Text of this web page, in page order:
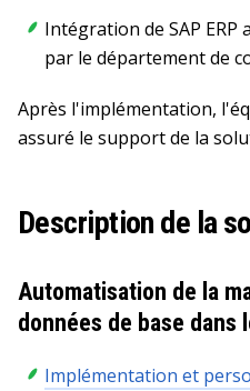
Intégration de SAP ERP
par le département de
Après l'implémentation,
assuré le support de la
Description de la
Automatisation de la
données de base dans
Implémentation et